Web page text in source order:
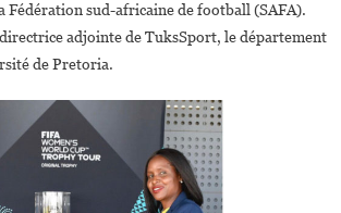
Fédération sud-africaine de football (SAFA).
adjointe de TuksSport, le département
de Pretoria.